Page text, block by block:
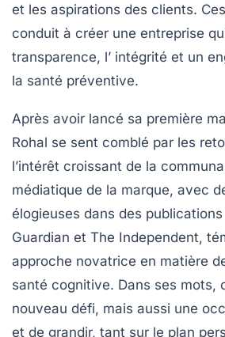
et les aspirations des clients.
conduit à créer une entreprise
transparence, l’ intégrité et un
la santé préventive.
Après avoir lancé sa première
Rohal se sent comblé par les
l’intérêt croissant de la
médiatique de la marque, avec
élogieuses dans des
Guardian et The Independent,
approche novatrice en matière
santé cognitive. Dans ses mots,
nouveau défi, mais aussi une
et de grandir, tant sur le plan